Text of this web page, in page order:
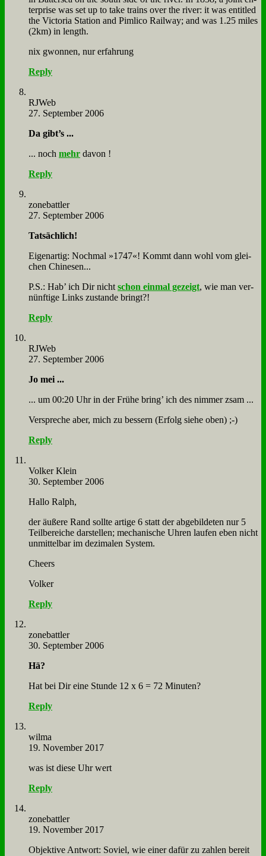
ter­pri­se was set up to ta­ke trains over the ri­ver: it was en­tit­led
the Vic­to­ria Sta­ti­on and Pim­li­co Rail­way; and was 1.25 mi­les
(2km) in length.
nix gwon­nen, nur er­fah­rung
Reply
RJ­Web
27. September 2006
Da gibt’s ...
... noch mehr da­von !
Reply
zone­batt­ler
27. September 2006
Tat­säch­lich!
Ei­gen­ar­tig: Noch­mal »1747«! Kommt dann wohl vom glei­
chen Chi­ne­sen...
P.S.: Hab’ ich Dir nicht schon ein­mal ge­zeigt, wie man ver­
nünf­ti­ge Links zu­stan­de bringt?!
Reply
RJ­Web
27. September 2006
Jo mei ...
... um 00:20 Uhr in der Frü­he bring’ ich des nim­mer zsam ...
Ver­spre­che aber, mich zu bes­sern (Er­folg sie­he oben) ;-)
Reply
Vol­ker Klein
30. September 2006
Hal­lo Ralph,
der äu­ße­re Rand soll­te ar­ti­ge 6 statt der ab­ge­bil­de­ten nur 5
Teil­be­rei­che dar­stel­len; me­cha­ni­sche Uh­ren lau­fen eben nicht
un­mit­tel­bar im de­zi­ma­len Sy­stem.
Che­ers
Vol­ker
Reply
zone­batt­ler
30. September 2006
Hä?
Hat bei Dir ei­ne Stun­de 12 x 6 = 72 Mi­nu­ten?
Reply
wil­ma
19. November 2017
was ist die­se Uhr wert
Reply
zone­batt­ler
19. November 2017
Ob­jek­ti­ve Ant­wort: So­viel, wie ei­ner da­für zu zah­len be­reit